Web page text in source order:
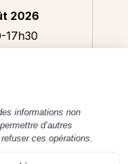
2026
17h30